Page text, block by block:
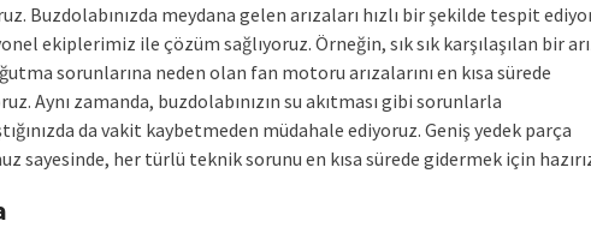
Buzdolabınızda meydana gelen arızaları hızlı bir şekilde tespit
ekiplerimiz ile çözüm sağlıyoruz. Örneğin, sık sık karşılaşılan bir
sorunlarına neden olan fan motoru arızalarını en kısa sürede
Aynı zamanda, buzdolabınızın su akıtması gibi sorunlarla
da vakit kaybetmeden müdahale ediyoruz. Geniş yedek parça
sayesinde, her türlü teknik sorunu en kısa sürede gidermek için